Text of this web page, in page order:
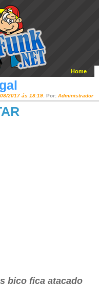
Home
2017 ás 18:19 . Por: Administrador
bico fica atacado